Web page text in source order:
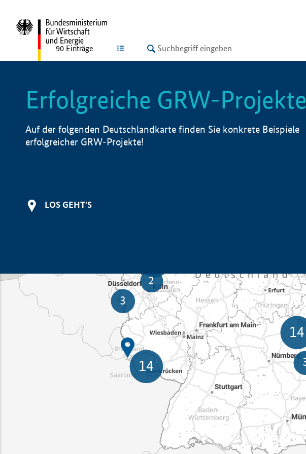
LISTE
90 Einträge
Erfolgreiche GRW-Projekte
Auf der folgenden Deutschlandkarte finden Sie konkrete Beispiele
erfolgreicher GRW-Projekte!
LOS GEHT'S